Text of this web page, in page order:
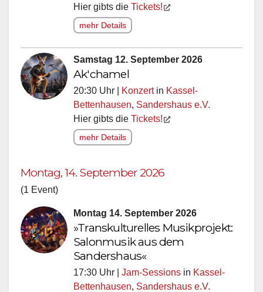
Hier gibts die Tickets!
mehr Details
Samstag 12. September 2026
Ak'chamel
20:30 Uhr | Konzertin Kassel-
Bettenhausen, Sandershaus e.V.
Hier gibts die Tickets!
mehr Details
Montag, 14. September 2026
(1 Event)
Montag 14. September 2026
»Transkulturelles Musikprojekt:
Salonmusik aus dem
Sandershaus«
17:30 Uhr | Jam-Sessions in Kassel-
Bettenhausen, Sandershaus e.V.